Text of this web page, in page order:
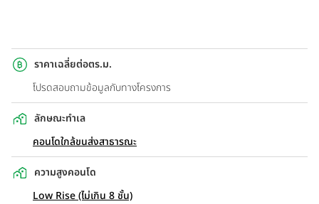
ราคาเฉลี่ยต่อตร.ม.
โปรดสอบถามข้อมูลกับทางโครงการ
ลักษณะทำเล
คอนโดใกล้ขนส่งสาธารณะ
ความสูงคอนโด
Low Rise (ไม่เกิน 8 ชั้น)